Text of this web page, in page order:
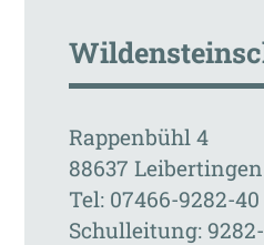
Rappenbühl 4
88637 Leibertingen
Tel: 07466-9282-40
Schulleitung: